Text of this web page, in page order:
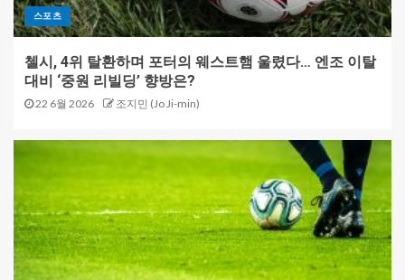
스포츠
첼시, 4위 탈환하며 포터의 웨스트햄 울렸다… 엔조 이탈
대비 ‘중원 리빌딩’ 향방은?
22 6월 2026 조지민 (Jo Ji-min)